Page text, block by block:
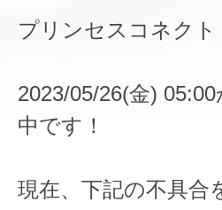
プリンセスコネク
2023/05/26(金)
中です！
現在、下記の不具合